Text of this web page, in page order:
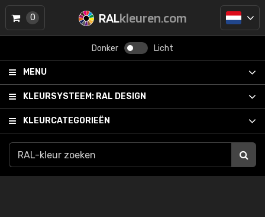
RALkleuren.com
Donker Licht
MENU
KLEURSYSTEEM: RAL DESIGN
KLEURCATEGORIEËN
0